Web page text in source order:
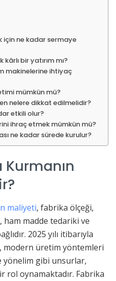
için ne kadar sermaye
bir yatırım mı?
makinelerine ihtiyaç
mümkün mü?
nelere dikkat edilmelidir?
etkili olur?
ihraç etmek mümkün mü?
ne kadar sürede kurulur?
Kurmanın
maliyeti, fabrika ölçeği,
ham madde tedariki ve
2025 yılı itibarıyla
üretim yöntemleri
yönelim gibi unsurlar,
rol oynamaktadır. Fabrika